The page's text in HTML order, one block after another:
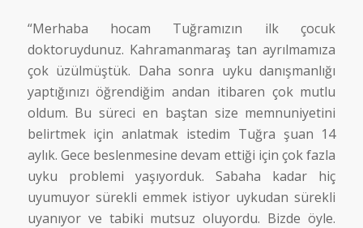
“Merhaba hocam Tuğramızın ilk çocuk
doktoruydunuz. Kahramanmaraş tan ayrılmamıza
çok üzülmüştük. Daha sonra uyku danışmanlığı
yaptığınızı öğrendiğim andan itibaren çok mutlu
oldum. Bu süreci en baştan size memnuniyetini
belirtmek için anlatmak istedim Tuğra şuan 14
aylık. Gece beslenmesine devam ettiği için çok fazla
uyku problemi yaşıyorduk. Sabaha kadar hiç
uyumuyor sürekli emmek istiyor uykudan sürekli
uyanıyor ve tabiki mutsuz oluyordu. Bizde öyle.